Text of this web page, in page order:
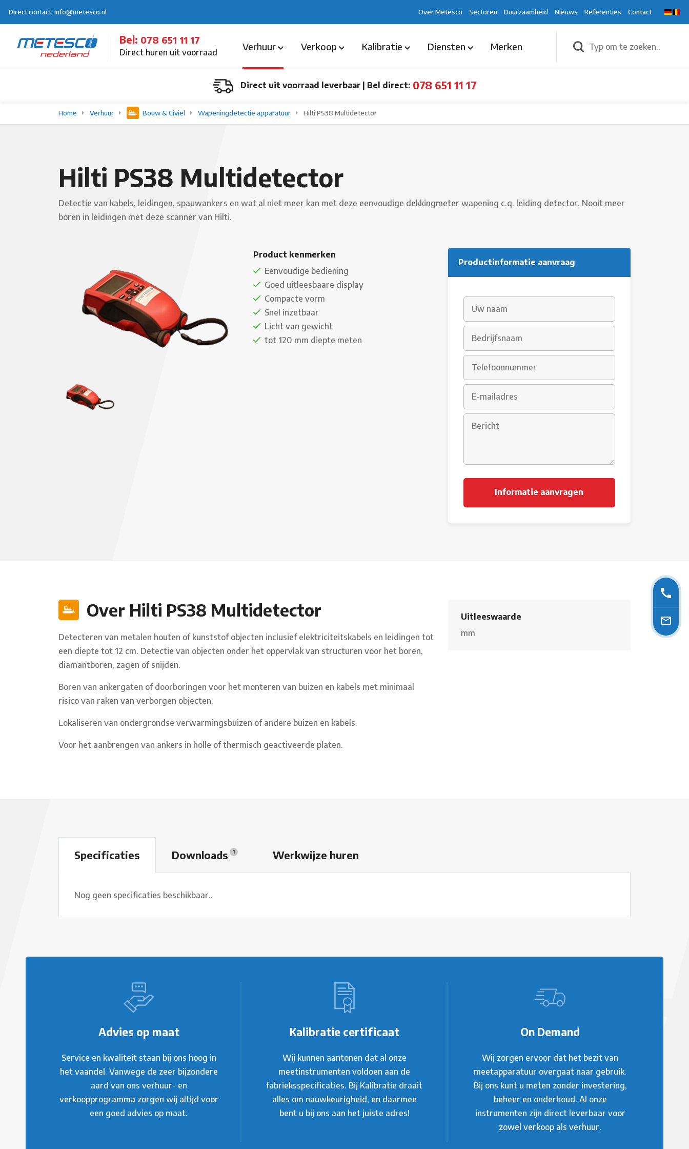
Direct contact: info@metesco.nl Over Metesco Sectoren Duurzaamheid Nieuws Referenties Contact
Bel: 078 651 11 17
Direct huren uit voorraad Verhuur Verkoop Kalibratie Diensten Merken
Direct uit voorraad leverbaar Bel direct: 078 651 11 17
Home Verhuur Bouw & Civiel Wapeningdetectie apparatuur Hilti PS38 Multidetector
Hilti PS38 Multidetector
Detectie van kabels, leidingen, spauwankers en wat al niet meer kan met deze eenvoudige dekkingmeter wapening c.q. leiding detector. Nooit meer
boren in leidingen met deze scanner van Hilti.
Product kenmerken
Eenvoudige bediening
Goed uitleesbaare display
Compacte vorm
Snel inzetbaar
Licht van gewicht
tot 120 mm diepte meten
Productinformatie aanvraag
Over Hilti PS38 Multidetector
Detecteren van metalen houten of kunststof objecten inclusief elektriciteitskabels en leidingen tot
een diepte tot 12 cm. Detectie van objecten onder het oppervlak van structuren voor het boren,
diamantboren, zagen of snijden.
Boren van ankergaten of doorboringen voor het monteren van buizen en kabels met minimaal
risico van raken van verborgen objecten.
Lokaliseren van ondergrondse verwarmingsbuizen of andere buizen en kabels.
Voor het aanbrengen van ankers in holle of thermisch geactiveerde platen.
Uitleeswaarde
mm
Specificaties Downloads 1 Werkwijze huren
Nog geen specificaties beschikbaar..
Advies op maat
Service en kwaliteit staan bij ons hoog in
het vaandel. Vanwege de zeer bijzondere
aard van ons verhuur- en
verkoopprogramma zorgen wij altijd voor
een goed advies op maat.
Kalibratie certificaat
Wij kunnen aantonen dat al onze
meetinstrumenten voldoen aan de
fabrieksspecificaties. Bij Kalibratie draait
alles om nauwkeurigheid, en daarmee
bent u bij ons aan het juiste adres!
On Demand
Wij zorgen ervoor dat het bezit van
meetapparatuur overgaat naar gebruik.
Bij ons kunt u meten zonder investering,
beheer en onderhoud. Al onze
instrumenten zijn direct leverbaar voor
zowel verkoop als verhuur.